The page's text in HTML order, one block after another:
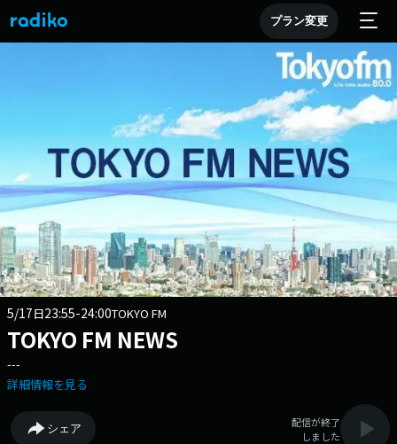
プラン変更
5/17日23:55-24:00TOKYO FM
TOKYO FM NEWS
---
詳細情報を見る
シェア
配信が終了
しました